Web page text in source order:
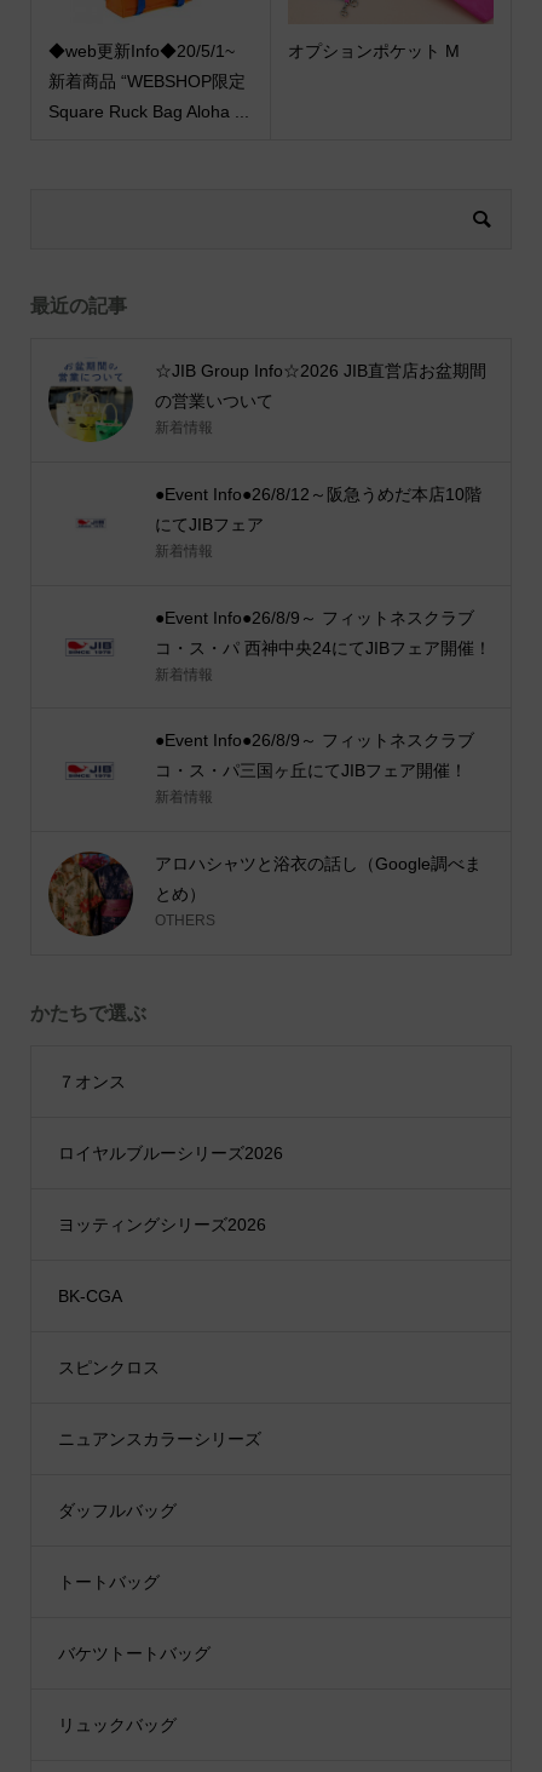
◆web更新Info◆20/5/1~
新着商品 “WEBSHOP限定
Square Ruck Bag Aloha ...
オプションポケット M
最近の記事
☆JIB Group Info☆2026 JIB直営店お盆期間
の営業いついて
新着情報
●Event Info●26/8/12～阪急うめだ本店10階
にてJIBフェア
新着情報
●Event Info●26/8/9～ フィットネスクラブ
コ・ス・パ 西神中央24にてJIBフェア開催！
新着情報
●Event Info●26/8/9～ フィットネスクラブ
コ・ス・パ三国ヶ丘にてJIBフェア開催！
新着情報
アロハシャツと浴衣の話し（Google調べま
とめ）
OTHERS
かたちで選ぶ
７オンス
ロイヤルブルーシリーズ2026
ヨッティングシリーズ2026
BK-CGA
スピンクロス
ニュアンスカラーシリーズ
ダッフルバッグ
トートバッグ
バケツトートバッグ
リュックバッグ